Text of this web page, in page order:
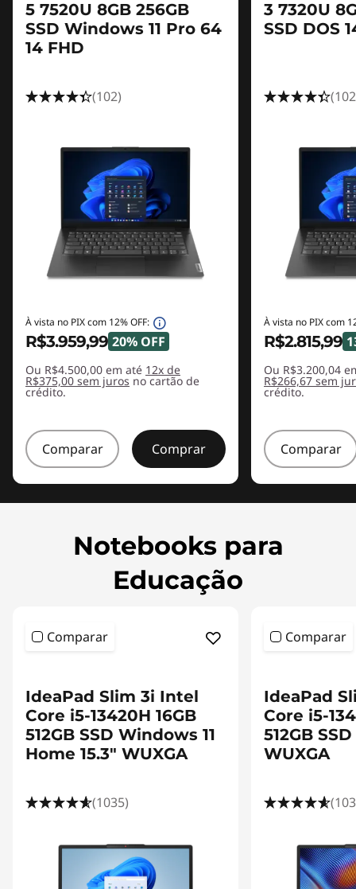
5 7520U 8GB 256GB
SSD Windows 11 Pro 64
14 FHD
(102)
À vista no PIX com 12% OFF:
R$3.959,99 20% OFF
Ou R$4.500,00 em até 12x de
R$375,00 sem juros no cartão de
crédito.
Comparar Comprar
3 7320U
SSD DOS
À vista no PIX com
R$2.815,99
Ou R$3.200,04
R$266,67 sem
crédito.
Comparar
Notebooks para
Educação
Comparar
IdeaPad Slim 3i Intel
Core i5-13420H 16GB
512GB SSD Windows 11
Home 15.3" WUXGA
(1035)
Comparar
IdeaPad
Core i5-
512GB
WUXGA